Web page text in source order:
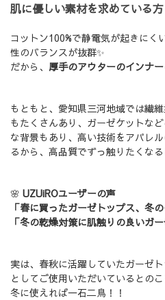
肌に優しい素材を求めている方
コットン100%で静電気が起きにく
性のバランスが抜群✨
だから、 厚手のアウターのインナ
もともと、愛知県三河地域では繊
もたくさんあり、ガーゼケットな
な背景もあり、高い技術をアパレ
るから、高品質でずっ触りたくな
🌸 UZUiROユーザーの声
「春に買ったガーゼトップス、冬
「冬の乾燥対策に肌触りの良いガ
実は、春秋に活躍していたガーゼ
としてご使用いただいているとのこ
冬に使えれば一石二鳥！！